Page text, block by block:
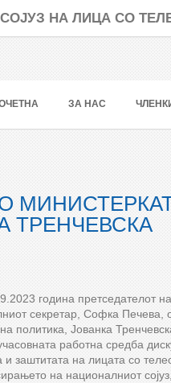
НА ЛИЦА СО
ЗА НАС
ТРЕНЧЕВСКА
година претседателот
секретар, Софка Печева,
политика, Јованка
работна средба
и заштитата на лицата со
на националниот